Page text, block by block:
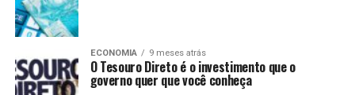
ECONOMIA 9 meses atrás
O Tesouro Direto é o investimento que o
governo quer que você conheça